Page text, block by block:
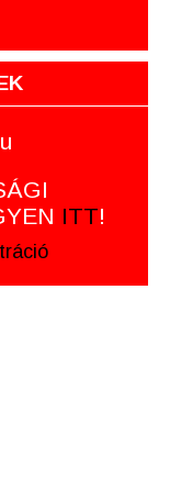
ITT!